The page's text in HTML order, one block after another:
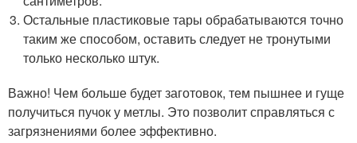
Остальные пластиковые тары обрабатываются точно
таким же способом, оставить следует не тронутыми
только несколько штук.
Важно! Чем больше будет заготовок, тем пышнее и гуще
получиться пучок у метлы. Это позволит справляться с
загрязнениями более эффективно.